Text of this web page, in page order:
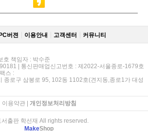
버젼 이용안내 고객센터 커뮤니티
호 책임자 : 박수준
| 통신판매업신고번호 : 제2022-서울종로-1679호
스 :
종로구 삼봉로 95, 102동 1102호(견지동,종로1가 대성
이용약관| 개인정보처리방침
출판 학선재 All rights reserved.
MakeShop